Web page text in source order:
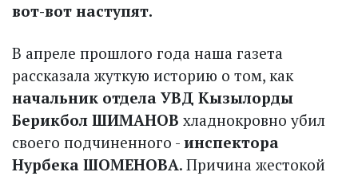
вот-вот наступят.
В апреле прошлого года наша газета
рассказала жуткую историю о том, как
начальник отдела УВД Кызылорды
Берикбол ШИМАНОВ хладнокровно убил
своего подчиненного - инспектора
Нурбека ШОМЕНОВА. Причина жестокой